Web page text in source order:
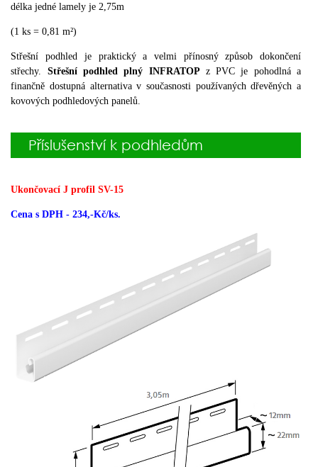
délka jedné lamely je 2,75m
(1 ks = 0,81 m²)
Střešní podhled je praktický a velmi přínosný způsob dokončení
střechy. Střešní podhled plný INFRATOP z PVC je pohodlná a
finančně dostupná alternativa v současnosti používaných dřevěných a
kovových podhledových panelů.
Příslušenství k podhledům
Ukončovací J profil SV-15
Cena s DPH - 234,-Kč/ks.